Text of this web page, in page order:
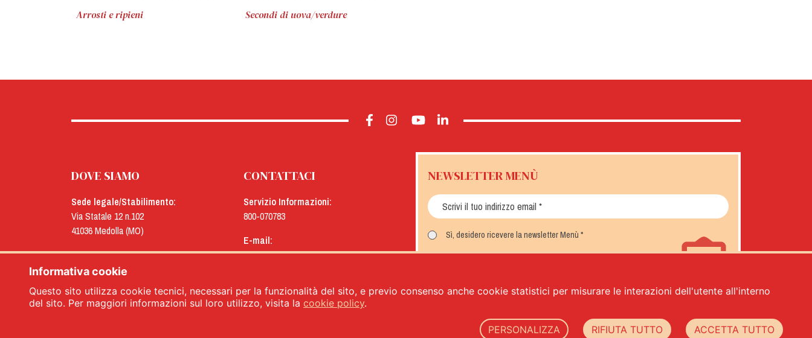
FORMAGGI E PEPERONI ROSSI
Arrosti e ripieni Secondi di uova/verdure
DOVE SIAMO
Sede legale/Stabilimento:
Via Statale 12 n.102
41036 Medolla (MO)
Uffici:
Via Concordia n.25
CONTATTACI
Servizio Informazioni:
800-070783
E-mail:
menu@menu.it
NEWSLETTER MENÙ
Sì, desidero ricevere la newsletter Menù *
Menù srl - Dal 1932 Produttori Specialità Alimentari - PIVA: IT00333120368 - REA 00333120368 - Capitale sociale 1.000.000,00 -privacy-cookie policy - web agency Datacode
Informativa cookie
Questo sito utilizza cookie tecnici, necessari per la funzionalità del sito, e previo consenso anche cookie statistici per misurare le interazioni dell'utente all'interno
del sito. Per maggiori informazioni sul loro utilizzo, visita la cookie policy.
PERSONALIZZA RIFIUTA TUTTO ACCETTA TUTTO